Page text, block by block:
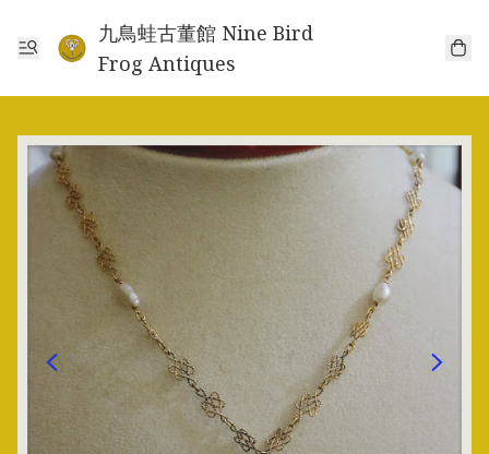
九鳥蛙古董館 Nine Bird
Frog Antiques